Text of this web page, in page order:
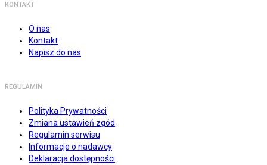
KONTAKT
O nas
Kontakt
Napisz do nas
REGULAMIN
Polityka Prywatności
Zmiana ustawień zgód
Regulamin serwisu
Informacje o nadawcy
Deklaracja dostępności